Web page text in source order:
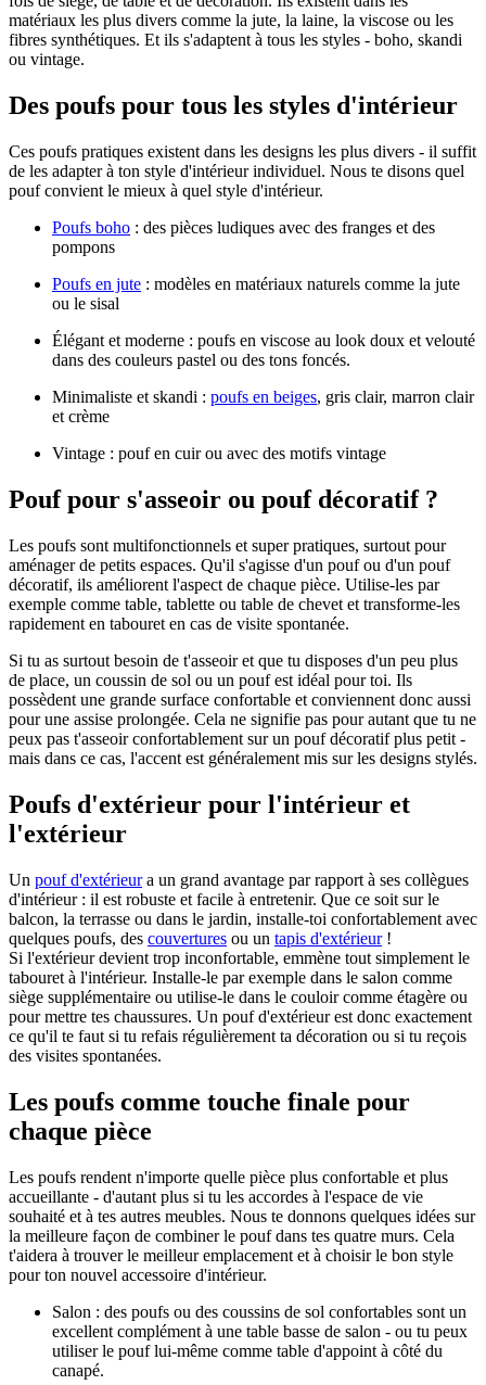
matériaux les plus divers comme la jute, la laine, la viscose ou les
fibres synthétiques. Et ils s'adaptent à tous les styles - boho, skandi
ou vintage.
Des poufs pour tous les styles d'intérieur
Ces poufs pratiques existent dans les designs les plus divers - il suffit
de les adapter à ton style d'intérieur individuel. Nous te disons quel
pouf convient le mieux à quel style d'intérieur.
Poufs boho : des pièces ludiques avec des franges et des
pompons
Poufs en jute : modèles en matériaux naturels comme la jute
ou le sisal
Élégant et moderne : poufs en viscose au look doux et velouté
dans des couleurs pastel ou des tons foncés.
Minimaliste et skandi : poufs en beiges, gris clair, marron clair
et crème
Vintage : pouf en cuir ou avec des motifs vintage
Pouf pour s'asseoir ou pouf décoratif ?
Les poufs sont multifonctionnels et super pratiques, surtout pour
aménager de petits espaces. Qu'il s'agisse d'un pouf ou d'un pouf
décoratif, ils améliorent l'aspect de chaque pièce. Utilise-les par
exemple comme table, tablette ou table de chevet et transforme-les
rapidement en tabouret en cas de visite spontanée.
Si tu as surtout besoin de t'asseoir et que tu disposes d'un peu plus
de place, un coussin de sol ou un pouf est idéal pour toi. Ils
possèdent une grande surface confortable et conviennent donc aussi
pour une assise prolongée. Cela ne signifie pas pour autant que tu ne
peux pas t'asseoir confortablement sur un pouf décoratif plus petit -
mais dans ce cas, l'accent est généralement mis sur les designs stylés.
Poufs d'extérieur pour l'intérieur et
l'extérieur
Un pouf d'extérieura un grand avantage par rapport à ses collègues
d'intérieur : il est robuste et facile à entretenir. Que ce soit sur le
balcon, la terrasse ou dans le jardin, installe-toi confortablement avec
quelques poufs, des couvertures ou un tapis d'extérieur!
Si l'extérieur devient trop inconfortable, emmène tout simplement le
tabouret à l'intérieur. Installe-le par exemple dans le salon comme
siège supplémentaire ou utilise-le dans le couloir comme étagère ou
pour mettre tes chaussures. Un pouf d'extérieur est donc exactement
ce qu'il te faut si tu refais régulièrement ta décoration ou si tu reçois
des visites spontanées.
Les poufs comme touche finale pour
chaque pièce
Les poufs rendent n'importe quelle pièce plus confortable et plus
accueillante - d'autant plus si tu les accordes à l'espace de vie
souhaité et à tes autres meubles. Nous te donnons quelques idées sur
la meilleure façon de combiner le pouf dans tes quatre murs. Cela
t'aidera à trouver le meilleur emplacement et à choisir le bon style
pour ton nouvel accessoire d'intérieur.
Salon : des poufs ou des coussins de sol confortables sont un
excellent complément à une table basse de salon - ou tu peux
utiliser le pouf lui-même comme table d'appoint à côté du
canapé.